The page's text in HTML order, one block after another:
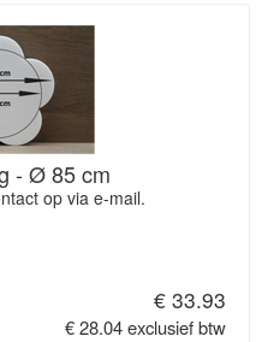
- Ø 85 cm
op via e-mail.
€ 33.93
€ 28.04 exclusief btw